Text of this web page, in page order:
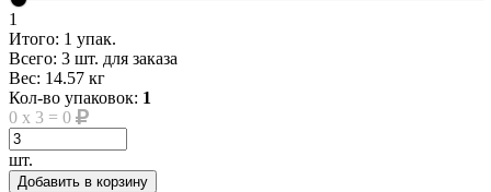
1
Итого: 1 упак.
Всего: 3 шт. для заказа
Вес: 14.57 кг
Кол-во упаковок: 1
0 x 3 = 0
шт.
Добавить в корзину